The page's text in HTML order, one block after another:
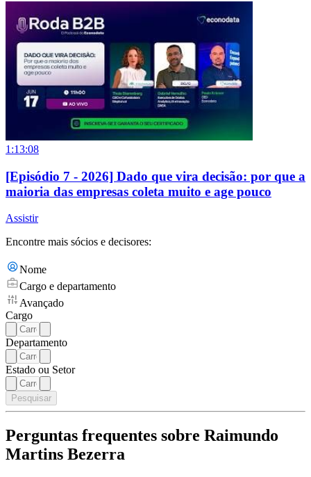
1:13:08
[Episódio 7 - 2026] Dado que vira decisão: por que a
maioria das empresas coleta muito e age pouco
Assistir
Encontre mais sócios e decisores:
Nome
Cargo e departamento
Avançado
Cargo
Departamento
Estado ou Setor
Pesquisar
Perguntas frequentes sobre Raimundo
Martins Bezerra